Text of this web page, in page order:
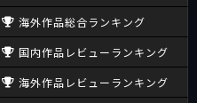
海外作品総合ランキング
国内作品レビューランキング
海外作品レビューランキング